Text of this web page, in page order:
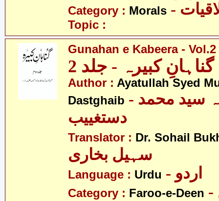
Category : Morals
Topic :
Gunahan e Kabeera - Vol.2
گناہانِ کبیرہ - جلد 2
Author : Ayatullah Syed
Dastghaib - آیت اللہ سید محمد
دستغییب
Translator : Dr. Sohail
سہیل بخاری
Language : Urdu - اردو
Category : Faroo-e-Deen